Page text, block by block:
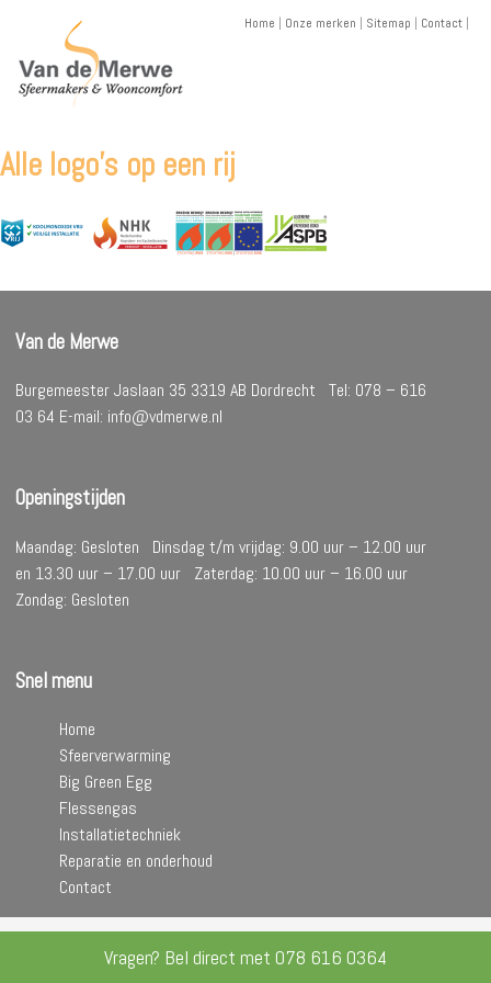
content
Home | Onze merken | Sitemap | Contact |
Vragen? Bel direct met 078 616 0364
Alle logo’s op een rij
Van de Merwe
Burgemeester Jaslaan 35 3319 AB Dordrecht Tel: 078 – 616
03 64 E-mail: info@vdmerwe.nl
Openingstijden
Maandag: Gesloten Dinsdag t/m vrijdag: 9.00 uur – 12.00 uur
en 13.30 uur – 17.00 uur Zaterdag: 10.00 uur – 16.00 uur
Zondag: Gesloten
Snel menu
Home
Sfeerverwarming
Big Green Egg
Flessengas
Installatietechniek
Reparatie en onderhoud
Contact